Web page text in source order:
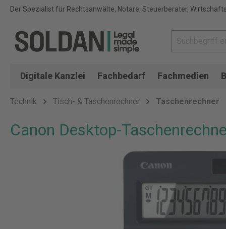
Der Spezialist für Rechtsanwälte, Notare, Steuerberater,
Digitale Kanzlei Fachbedarf Fachmedien
Technik Tisch- & Taschenrechner Taschenrechner
Canon Desktop-